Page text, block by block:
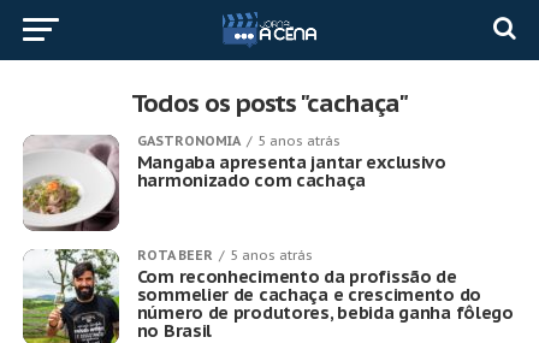
Todos os posts "cachaça"
GASTRONOMIA 5 anos atrás
Mangaba apresenta jantar exclusivo
harmonizado com cachaça
ROTA BEER 5 anos atrás
Com reconhecimento da profissão de
sommelier de cachaça e crescimento do
número de produtores, bebida ganha fôlego
no Brasil